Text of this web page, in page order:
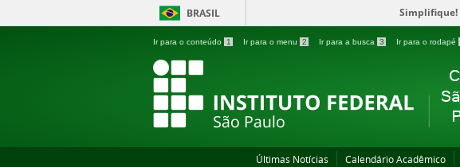
BRASIL Simplifique!
Ir para o conteúdo 1 Ir para o menu 2 Ir para a busca 3 Ir para o rodapé
Últimas Notícias Calendário Acadêmico